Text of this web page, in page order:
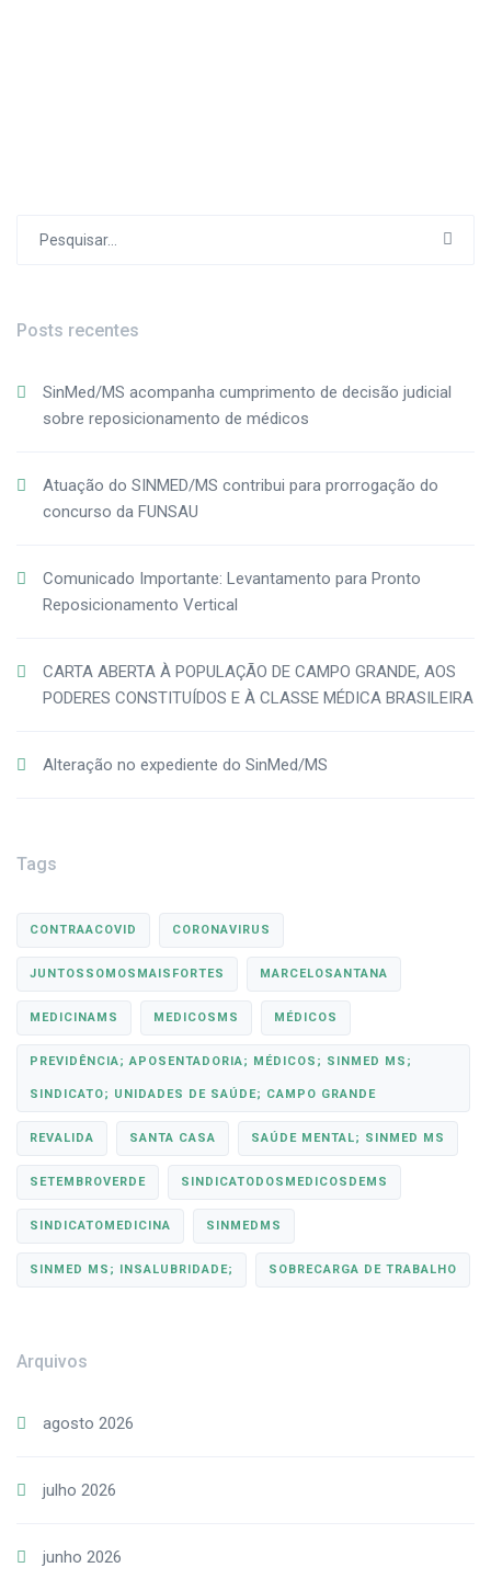
Posts recentes
SinMed/MS acompanha cumprimento de decisão judicial
sobre reposicionamento de médicos
Atuação do SINMED/MS contribui para prorrogação do
concurso da FUNSAU
Comunicado Importante: Levantamento para Pronto
Reposicionamento Vertical
CARTA ABERTA À POPULAÇÃO DE CAMPO GRANDE, AOS
PODERES CONSTITUÍDOS E À CLASSE MÉDICA BRASILEIRA
Alteração no expediente do SinMed/MS
Tags
CONTRAACOVID CORONAVIRUS
JUNTOSSOMOSMAISFORTES MARCELOSANTANA
MEDICINAMS MEDICOSMS MÉDICOS
PREVIDÊNCIA; APOSENTADORIA; MÉDICOS; SINMED MS;
SINDICATO; UNIDADES DE SAÚDE; CAMPO GRANDE
REVALIDA SANTA CASA SAÚDE MENTAL; SINMED MS
SETEMBROVERDE SINDICATODOSMEDICOSDEMS
SINDICATOMEDICINA SINMEDMS
SINMED MS; INSALUBRIDADE; SOBRECARGA DE TRABALHO
Arquivos
agosto 2026
julho 2026
junho 2026